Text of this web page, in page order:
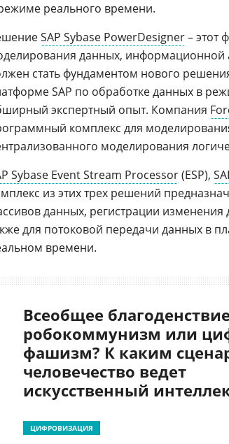
реального времени.
SAP Sybase PowerDesigner– этот
данных, информационной
стать фундаментом нового
SAP по обработке данных в
экспертный опыт. Компания
комплекс для
моделирования
Sybase Event Stream Processor(ESP),
из этих трех решений
данных, регистрации
для потоковой передачи данных в
времени.
Всеобщее
робокоммунизм или
фашизм? К каким
человечество ведет
искусственный
ЦИФРОВИЗАЦИЯ